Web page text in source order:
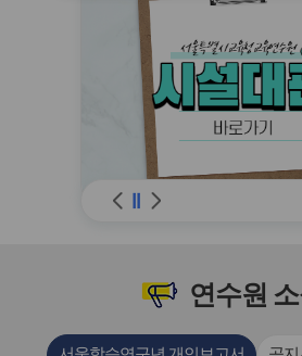
연수원
※ 유의사항 미준수 시
유가 될 수 있음